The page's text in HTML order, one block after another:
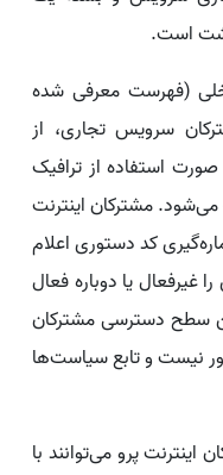
است.
(فهرست معرفی شده
سرویس تجاری، از
استفاده از ترافیک
مشترکان اینترنت
کد دستوری اعلام
غیرفعال یا دوباره فعال
سطح دسترسی مشترکان
نیست و تابع سیاست‌ها
پرو می‌توانند با